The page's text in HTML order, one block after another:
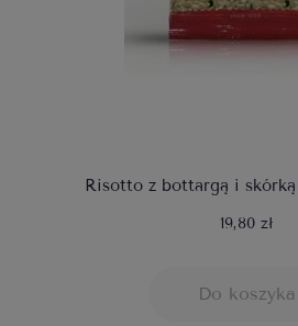
Risotto z bottargą i
19,80 zł
Do koszyka